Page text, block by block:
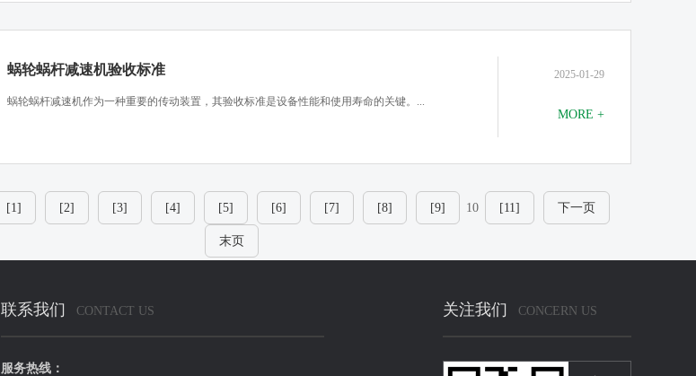
蜗轮蜗杆减速机验收标准
​蜗轮蜗杆减速机作为一种重要的传动装置，其验收标准是设备性能和使用寿命的关键。...
2025-01-29
MORE +
[1] [2] [3] [4] [5] [6] [7] [8] [9] 10 [11] 下一页
末页
联系我们 CONTACT US
服务热线：
关注我们 CONCERN US